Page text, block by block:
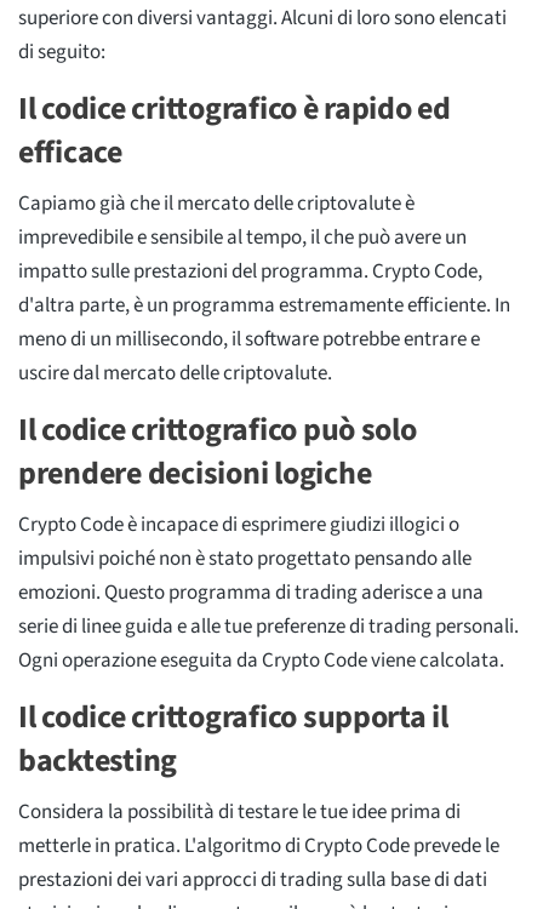
superiore con diversi vantaggi. Alcuni di loro sono elencati
di seguito:
Il codice crittografico è rapido ed
efficace
Capiamo già che il mercato delle criptovalute è
imprevedibile e sensibile al tempo, il che può avere un
impatto sulle prestazioni del programma. Crypto Code,
d'altra parte, è un programma estremamente efficiente. In
meno di un millisecondo, il software potrebbe entrare e
uscire dal mercato delle criptovalute.
Il codice crittografico può solo
prendere decisioni logiche
Crypto Code è incapace di esprimere giudizi illogici o
impulsivi poiché non è stato progettato pensando alle
emozioni. Questo programma di trading aderisce a una
serie di linee guida e alle tue preferenze di trading personali.
Ogni operazione eseguita da Crypto Code viene calcolata.
Il codice crittografico supporta il
backtesting
Considera la possibilità di testare le tue idee prima di
metterle in pratica. L'algoritmo di Crypto Code prevede le
prestazioni dei vari approcci di trading sulla base di dati